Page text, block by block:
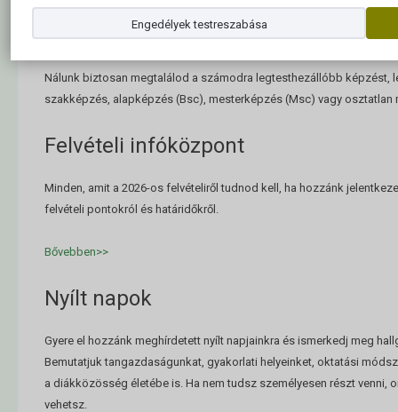
Engedélyek testreszabása
képzésben részesülni felsőoktatási tanulmányaid során? Ha
keszthelyi Georgikon Campusra.
Nálunk biztosan megtalálod a számodra legtesthezállóbb képzést,
szakképzés, alapképzés (Bsc), mesterképzés (Msc) vagy osztatlan
Felvételi infóközpont
Minden, amit a 2026-os felvételiről tudnod kell, ha hozzánk
felvételi pontokról és határidőkről.
Bővebben>>
Nyílt napok
Gyere el hozzánk meghírdetett nyílt napjainkra és ismerkedj meg
Bemutatjuk tangazdaságunkat, gyakorlati helyeinket, oktatási
a diákközösség életébe is. Ha nem tudsz személyesen részt venni,
vehetsz.